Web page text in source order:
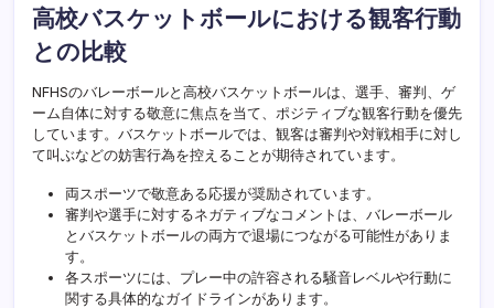
高校バスケットボールにおける観客行動
との比較
NFHSのバレーボールと高校バスケットボールは、選手、審判、ゲ
ーム自体に対する敬意に焦点を当て、ポジティブな観客行動を優先
しています。バスケットボールでは、観客は審判や対戦相手に対し
て叫ぶなどの妨害行為を控えることが期待されています。
両スポーツで敬意ある応援が奨励されています。
審判や選手に対するネガティブなコメントは、バレーボール
とバスケットボールの両方で退場につながる可能性がありま
す。
各スポーツには、プレー中の許容される騒音レベルや行動に
関する具体的なガイドラインがあります。